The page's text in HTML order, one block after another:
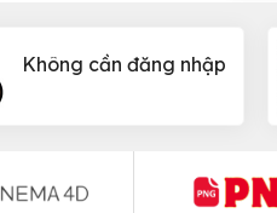
Không cần đăng nhập